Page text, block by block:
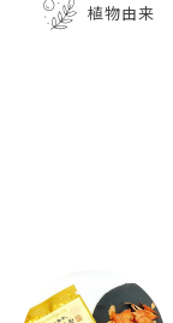
植物由来